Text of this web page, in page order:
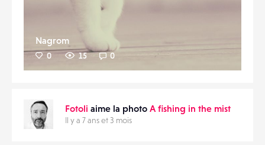
Nagrom
0 15 0
Fotoli aime la photo A fishing in the mist
Il y a 7 ans et 3 mois